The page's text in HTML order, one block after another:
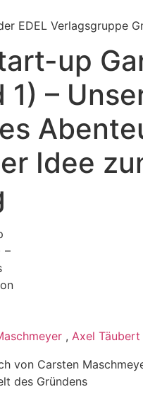
EDEL Verlagsgruppe
up
1) –
Idee
, Axel Täubert
von Carsten
des Gründens